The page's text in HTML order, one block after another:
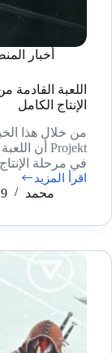
أخبار
الإنتاج الكامل
في مرحلة
اقرأ المزيد
اللعبة
القادمة
سلسلة
Witcher
الإنتاج
الكامل
محمد 29